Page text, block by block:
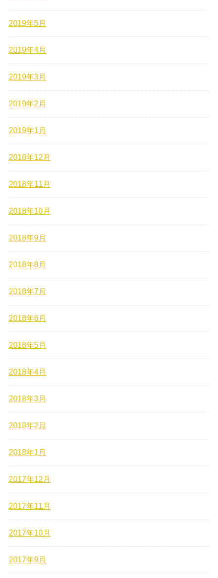
2019年5月
2019年4月
2019年3月
2019年2月
2019年1月
2018年12月
2018年11月
2018年10月
2018年9月
2018年8月
2018年7月
2018年6月
2018年5月
2018年4月
2018年3月
2018年2月
2018年1月
2017年12月
2017年11月
2017年10月
2017年9月